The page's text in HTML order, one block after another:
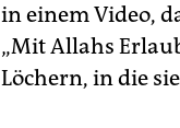
in einem Video,
„Mit Allahs
Löchern, in die